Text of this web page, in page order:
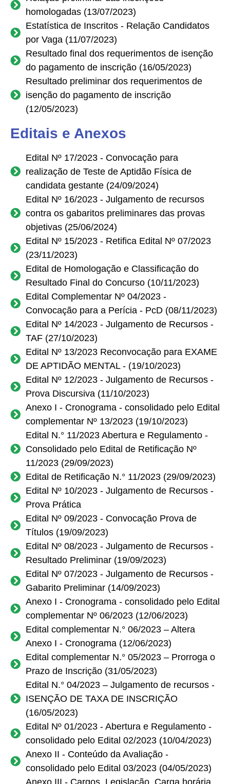
homologadas (13/07/2023)
Estatística de Inscritos - Relação Candidatos
por Vaga (11/07/2023)
Resultado final dos requerimentos de isenção
do pagamento de inscrição (16/05/2023)
Resultado preliminar dos requerimentos de
isenção do pagamento de inscrição
(12/05/2023)
Editais e Anexos
Edital Nº 17/2023 - Convocação para
realização de Teste de Aptidão Física de
candidata gestante (24/09/2024)
Edital Nº 16/2023 - Julgamento de recursos
contra os gabaritos preliminares das provas
objetivas (25/06/2024)
Edital Nº 15/2023 - Retifica Edital Nº 07/2023
(23/11/2023)
Edital de Homologação e Classificação do
Resultado Final do Concurso (10/11/2023)
Edital Complementar Nº 04/2023 -
Convocação para a Perícia - PcD (08/11/2023)
Edital Nº 14/2023 - Julgamento de Recursos -
TAF (27/10/2023)
Edital Nº 13/2023 Reconvocação para EXAME
DE APTIDÃO MENTAL - (19/10/2023)
Edital Nº 12/2023 - Julgamento de Recursos -
Prova Discursiva (11/10/2023)
Anexo I - Cronograma - consolidado pelo Edital
complementar Nº 13/2023 (19/10/2023)
Edital N.° 11/2023 Abertura e Regulamento -
Consolidado pelo Edital de Retificação Nº
11/2023 (29/09/2023)
Edital de Retificação N.° 11/2023 (29/09/2023)
Edital Nº 10/2023 - Julgamento de Recursos -
Prova Prática
Edital Nº 09/2023 - Convocação Prova de
Títulos (19/09/2023)
Edital Nº 08/2023 - Julgamento de Recursos -
Resultado Preliminar (19/09/2023)
Edital Nº 07/2023 - Julgamento de Recursos -
Gabarito Preliminar (14/09/2023)
Anexo I - Cronograma - consolidado pelo Edital
complementar Nº 06/2023 (12/06/2023)
Edital complementar N.° 06/2023 – Altera
Anexo I - Cronograma (12/06/2023)
Edital complementar N.° 05/2023 – Prorroga o
Prazo de Inscrição (31/05/2023)
Edital N.° 04/2023 – Julgamento de recursos -
ISENÇÃO DE TAXA DE INSCRIÇÃO
(16/05/2023)
Edital Nº 01/2023 - Abertura e Regulamento -
consolidado pelo Edital 02/2023 (10/04/2023)
Anexo II - Conteúdo da Avaliação -
consolidado pelo Edital 03/2023 (04/05/2023)
Anexo III - Cargos, Legislação, Carga horária,